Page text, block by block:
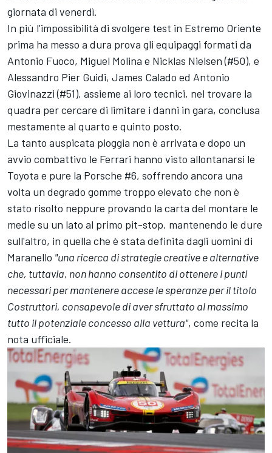
giornata di venerdì.
In più l'impossibilità di svolgere test in Estremo Oriente
prima ha messo a dura prova gli equipaggi formati da
Antonio Fuoco, Miguel Molina e Nicklas Nielsen (#50), e
Alessandro Pier Guidi, James Calado ed Antonio
Giovinazzi (#51), assieme ai loro tecnici, nel trovare la
quadra per cercare di limitare i danni in gara, conclusa
mestamente al quarto e quinto posto.
La tanto auspicata pioggia non è arrivata e dopo un
avvio combattivo le Ferrari hanno visto allontanarsi le
Toyota e pure la Porsche #6, soffrendo ancora una
volta un degrado gomme troppo elevato che non è
stato risolto neppure provando la carta del montare le
medie su un lato al primo pit-stop, mantenendo le dure
sull'altro, in quella che è stata definita dagli uomini di
Maranello "una ricerca di strategie creative e alternative
che, tuttavia, non hanno consentito di ottenere i punti
necessari per mantenere accese le speranze per il titolo
Costruttori, consapevole di aver sfruttato al massimo
tutto il potenziale concesso alla vettura", come recita la
nota ufficiale.